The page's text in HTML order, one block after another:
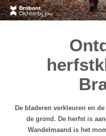
De bladeren verkleuren en
de grond. De herfst is
Wandelmaand is het